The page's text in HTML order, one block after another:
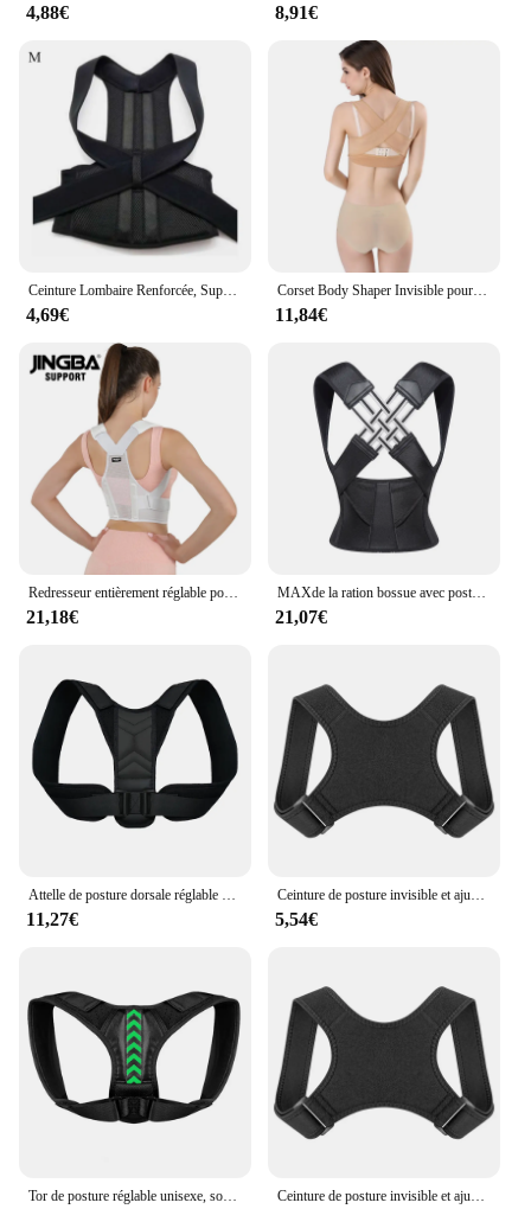
4,88€ 8,91€
4,69€
Corset Body Shaper Invisible pour Femme, Ceinture Tor de Posture de Poitrine, Attelle de Soutien Initiée au Dos, Ration de Posture pour les Soins de Santé
11,84€
21,18€
MAXde la ration bossue avec posture du dos, beau dos, forme ouverte initiée
21,07€
11,27€ 5,54€
Tor de posture réglable unisexe, soutien de la clavicule, fournir des instituts oto pour le cou et le dos initié, remodeler votre corps, 1PC Ceinture de posture invisible et ajustable pour homme et femme, dispositif de correction de la clavicule du dos, anti-bossu assis